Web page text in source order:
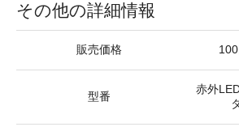
その他の詳細情報
販売価格
型番
赤外